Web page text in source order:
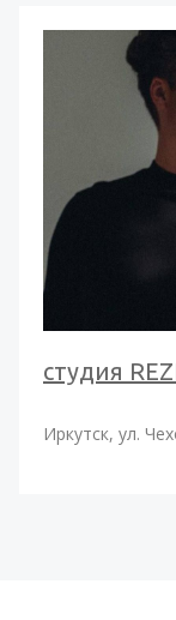
студия
Иркутск, ул.